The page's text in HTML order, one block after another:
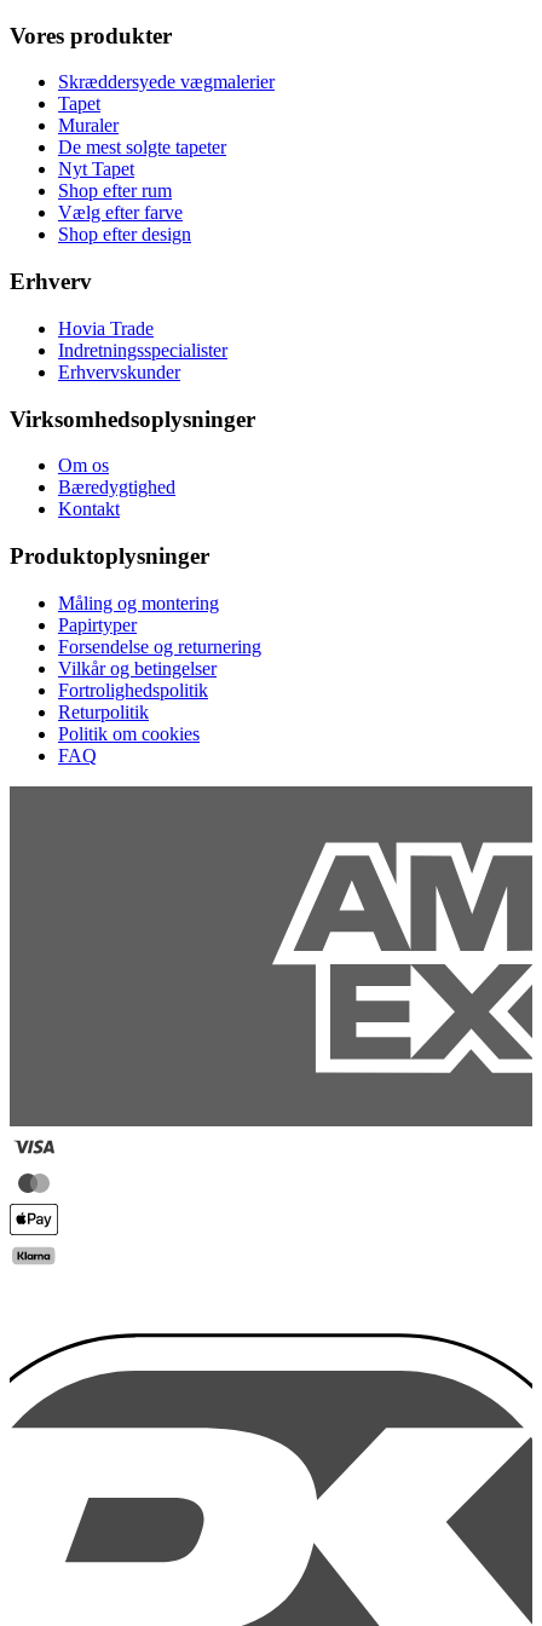
Vores produkter
Skræddersyede vægmalerier
Tapet
Muraler
De mest solgte tapeter
Nyt Tapet
Shop efter rum
Vælg efter farve
Shop efter design
Erhverv
Hovia Trade
Indretningsspecialister
Erhvervskunder
Virksomhedsoplysninger
Om os
Bæredygtighed
Kontakt
Produktoplysninger
Måling og montering
Papirtyper
Forsendelse og returnering
Vilkår og betingelser
Fortrolighedspolitik
Returpolitik
Politik om cookies
FAQ